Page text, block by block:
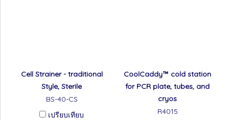
Cell Strainer - traditional
Style, Sterile
BS-40-CS
เปรียบเทียบ
CoolCaddy™ cold station
for PCR plate, tubes, and
cryos
R4015